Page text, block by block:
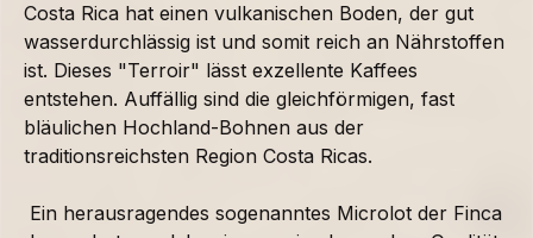
Costa Rica hat einen vulkanischen Boden, der gut
wasserdurchlässig ist und somit reich an Nährstoffen
ist. Dieses "Terroir" lässt exzellente Kaffees
entstehen. Auffällig sind die gleichförmigen, fast
bläulichen Hochland-Bohnen aus der
traditionsreichsten Region Costa Ricas.
Ein herausragendes sogenanntes Microlot der Finca